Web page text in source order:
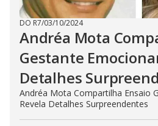
DO R7/03/10/2024
Andréa Mota
Gestante
Detalhes
Andréa Mota Compartilha Ensaio
Revela Detalhes Surpreendentes